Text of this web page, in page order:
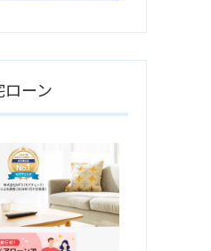
ローン